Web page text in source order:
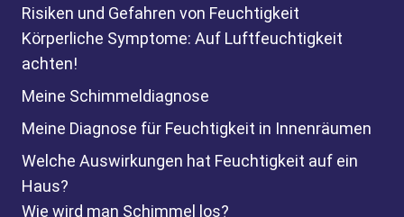
Risiken und Gefahren von Feuchtigkeit
Körperliche Symptome: Auf Luftfeuchtigkeit
achten!
Meine Schimmeldiagnose
Meine Diagnose für Feuchtigkeit in Innenräumen
Welche Auswirkungen hat Feuchtigkeit auf ein
Haus?
Wie wird man Schimmel los?